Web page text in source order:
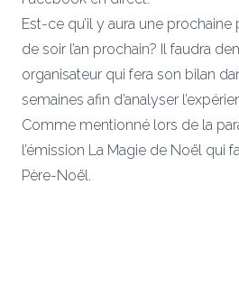
Est-ce qu’il y aura une
de soir l’an prochain? Il faudra
organisateur qui fera son bilan
semaines afin d’analyser
Comme mentionné lors de la
l’émission La Magie de Noël qui
Père-Noël.